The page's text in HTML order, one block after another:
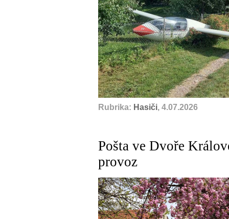
Rubrika: Hasiči, 4.07.2026
Pošta ve Dvoře
provoz